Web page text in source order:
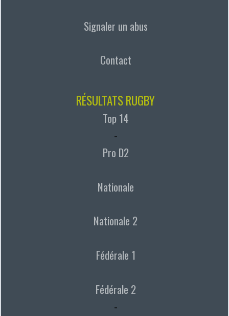
Signaler un abus
Contact
RÉSULTATS RUGBY
Top 14
-
Pro D2
Nationale
Nationale 2
Fédérale 1
Fédérale 2
-